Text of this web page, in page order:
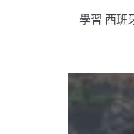
學習 西班